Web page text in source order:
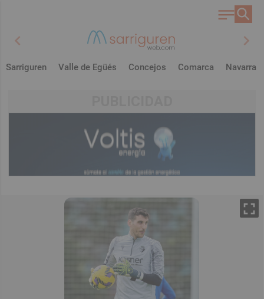
chevron_left chevron_right
Sarriguren Valle de Egüés Concejos Comarca Navarra